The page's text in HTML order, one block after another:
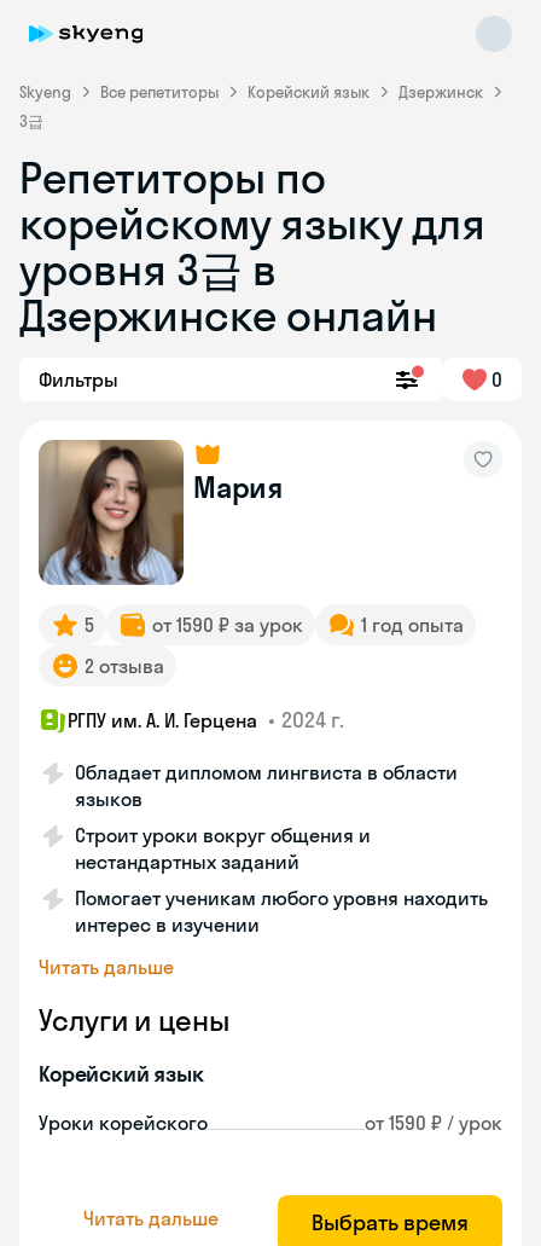
Skyeng Все репетиторы Корейский язык
Дзержинск
3급
Репетиторы по
корейскому языку для
уровня 3급 в
Дзержинске онлайн
Фильтры 0
Мария
5 от 1590 ₽ за урок
1 год опыта
2 отзыва
РГПУ им. А. И. Герцена • 2024 г.
Обладает дипломом лингвиста в области
языков
Строит уроки вокруг общения и
нестандартных заданий
Помогает ученикам любого уровня находить
интерес в изучении
Читать дальше
Услуги и цены
Корейский язык
Уроки корейского от 1590 ₽ / урок
Читать дальше Выбрать время
Skyeng Chat
online